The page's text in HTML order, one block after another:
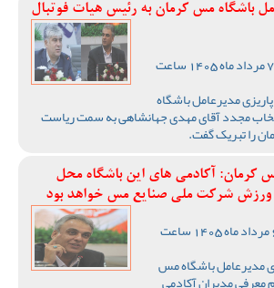
باشگاه مس کرمان به رئیس هیات فوتبال
چهارشنبه 7 مرداد ماه 1405 ساعت
مدیرعامل باشگاه
مجدد آقای مهدی جهانشاهی به سمت ریاست
را تبریک گفت‌.
کرمان: آکادمی های این باشگاه محل
ورزش شرکت ملی صنایع مس خواهد بود
سه‌شنبه 6 مرداد ماه 1405 ساعت
مدیرعامل باشگاه مس
مدیران آکادمی